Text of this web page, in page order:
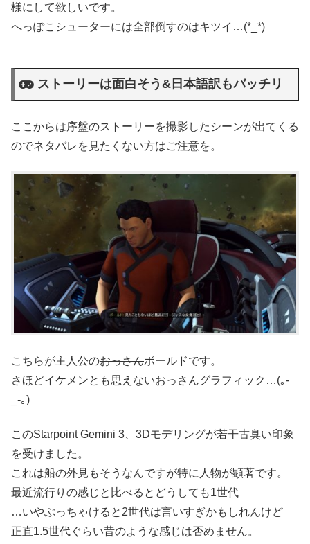
様にして欲しいです。
へっぽこシューターには全部倒すのはキツイ…(*_*)
ストーリーは面白そう&日本語訳もバッチリ
ここからは序盤のストーリーを撮影したシーンが出てくる
のでネタバレを見たくない方はご注意を。
こちらが主人公のおっさんボールドです。
さほどイケメンとも思えないおっさんグラフィック…(｡-
_-｡)
このStarpoint Gemini 3、3Dモデリングが若干古臭い印象
を受けました。
これは船の外見もそうなんですが特に人物が顕著です。
最近流行りの感じと比べるとどうしても1世代
…いやぶっちゃけると2世代は言いすぎかもしれんけど
正直1.5世代ぐらい昔のような感じは否めません。